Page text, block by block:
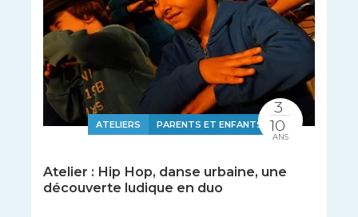
ATELIERS PARENTS ET ENFANTS
Atelier : Hip Hop, danse urbaine, une
découverte ludique en duo
3
10
ANS